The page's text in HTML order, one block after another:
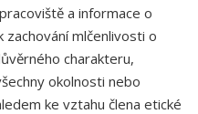
a informace o
mlčenlivosti o
charakteru,
okolnosti nebo
ke vztahu člena etické